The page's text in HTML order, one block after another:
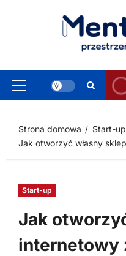
Menu
Strona domowa
Start-up
Jak otworzyć własny
Start-up
Jak
internetowy